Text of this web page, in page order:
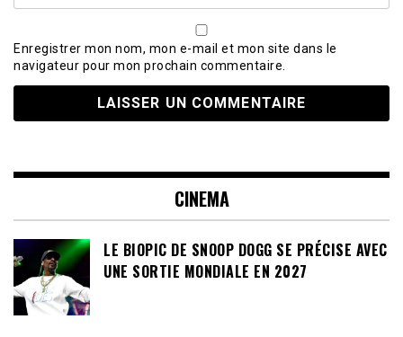
Enregistrer mon nom, mon e-mail et mon site dans le
navigateur pour mon prochain commentaire.
CINEMA
LE BIOPIC DE SNOOP DOGG SE PRÉCISE AVEC
UNE SORTIE MONDIALE EN 2027